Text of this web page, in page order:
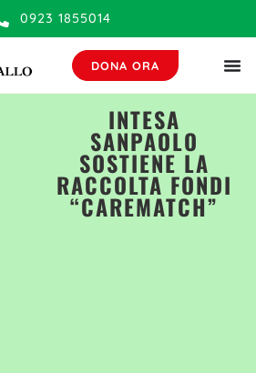
0923 1855014
DONA ORA
INTESA
SANPAOLO
SOSTIENE LA
RACCOLTA FONDI
“CAREMATCH”